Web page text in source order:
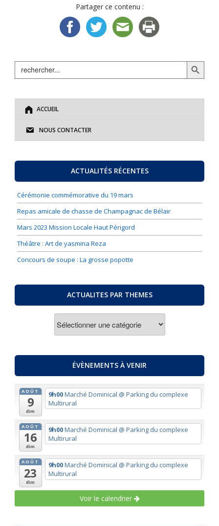
Search Search Button
ACCUEIL
NOUS CONTACTER
ACTUALITÉS RÉCENTES
Cérémonie commémorative du 19 mars
Repas amicale de chasse de Champagnac de Bélair
Mars 2023 Mission Locale Haut Périgord
Théâtre : Art de yasmina Reza
Concours de soupe : La grosse popotte
ACTUALITES PAR THEMES
ÉVÈNEMENTS À VENIR
AOÛT
9
dim
9h00Marché Dominical @ Parking du complexe
Multirural
AOÛT
16
dim
9h00Marché Dominical @ Parking du complexe
Multirural
AOÛT
23
dim
9h00Marché Dominical @ Parking du complexe
Multirural
Voir le calendrier
Partager ce contenu :